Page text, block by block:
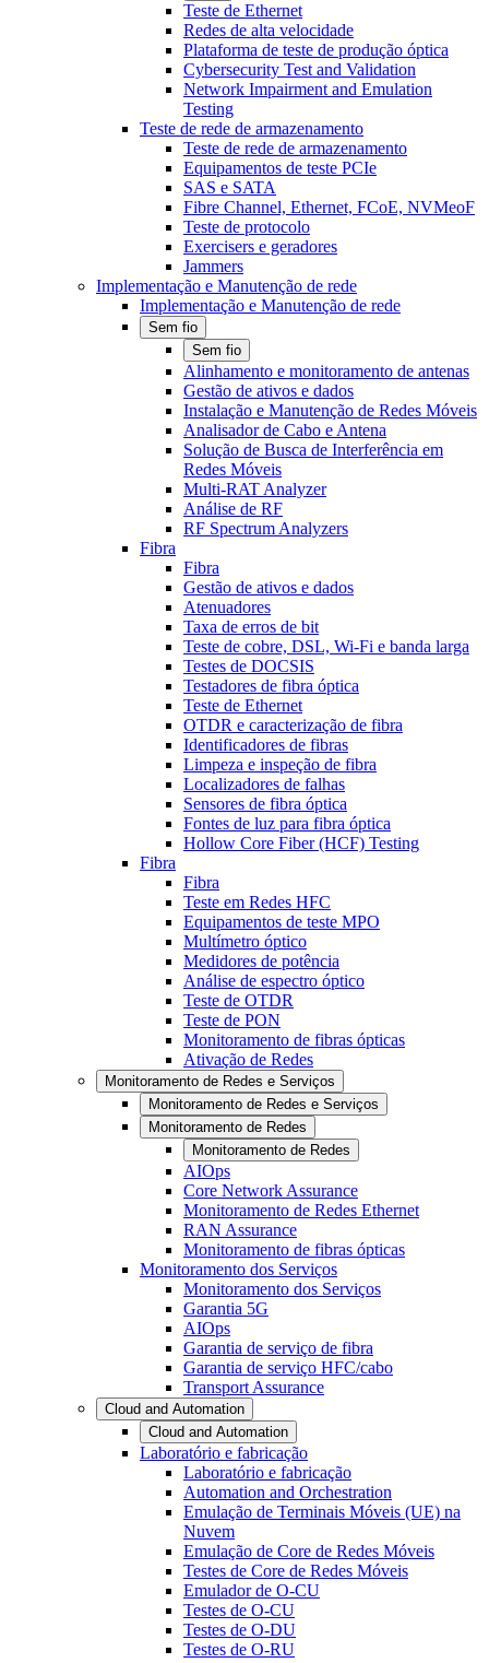
Teste de Ethernet
Redes de alta velocidade
Plataforma de teste de produção óptica
Cybersecurity Test and Validation
Network Impairment and Emulation
Testing
Teste de rede de armazenamento
Teste de rede de armazenamento
Equipamentos de teste PCIe
SAS e SATA
Fibre Channel, Ethernet, FCoE, NVMeoF
Teste de protocolo
Exercisers e geradores
Jammers
Implementação e Manutenção de rede
Implementação e Manutenção de rede
Sem fio
Sem fio
Alinhamento e monitoramento de antenas
Gestão de ativos e dados
Instalação e Manutenção de Redes Móveis
Analisador de Cabo e Antena
Solução de Busca de Interferência em
Redes Móveis
Multi-RAT Analyzer
Análise de RF
RF Spectrum Analyzers
Fibra
Fibra
Gestão de ativos e dados
Atenuadores
Taxa de erros de bit
Teste de cobre, DSL, Wi-Fi e banda larga
Testes de DOCSIS
Testadores de fibra óptica
Teste de Ethernet
OTDR e caracterização de fibra
Identificadores de fibras
Limpeza e inspeção de fibra
Localizadores de falhas
Sensores de fibra óptica
Fontes de luz para fibra óptica
Hollow Core Fiber (HCF) Testing
Fibra
Fibra
Teste em Redes HFC
Equipamentos de teste MPO
Multímetro óptico
Medidores de potência
Análise de espectro óptico
Teste de OTDR
Teste de PON
Monitoramento de fibras ópticas
Ativação de Redes
Monitoramento de Redes e Serviços
Monitoramento de Redes e Serviços
Monitoramento de Redes
Monitoramento de Redes
AIOps
Core Network Assurance
Monitoramento de Redes Ethernet
RAN Assurance
Monitoramento de fibras ópticas
Monitoramento dos Serviços
Monitoramento dos Serviços
Garantia 5G
AIOps
Garantia de serviço de fibra
Garantia de serviço HFC/cabo
Transport Assurance
Cloud and Automation
Cloud and Automation
Laboratório e fabricação
Laboratório e fabricação
Automation and Orchestration
Emulação de Terminais Móveis (UE) na
Nuvem
Emulação de Core de Redes Móveis
Testes de Core de Redes Móveis
Emulador de O-CU
Testes de O-CU
Testes de O-DU
Testes de O-RU